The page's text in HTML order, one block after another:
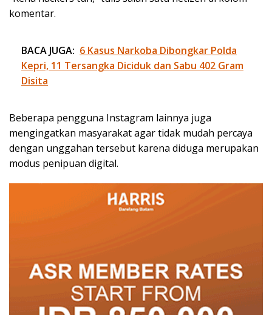
komentar.
BACA JUGA: 6 Kasus Narkoba Dibongkar Polda
Kepri, 11 Tersangka Diciduk dan Sabu 402 Gram
Disita
Beberapa pengguna Instagram lainnya juga
mengingatkan masyarakat agar tidak mudah percaya
dengan unggahan tersebut karena diduga merupakan
modus penipuan digital.